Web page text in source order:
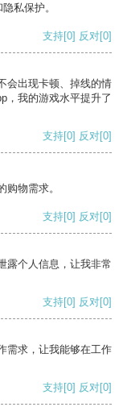
私保护。
支持[0] 反对[0]
会出现卡顿、掉线的情
，我的游戏水平提升了
支持[0] 反对[0]
物需求。
支持[0] 反对[0]
露个人信息，让我非常
支持[0] 反对[0]
需求，让我能够在工作
支持[0] 反对[0]